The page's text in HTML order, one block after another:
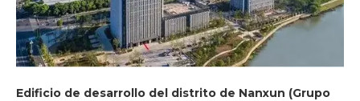
Edificio de desarrollo del distrito de Nanxun (Grupo